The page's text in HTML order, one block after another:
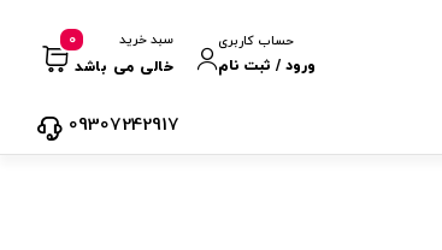
حساب کاربری
ورود / ثبت نام
سبد خرید
خالی می باشد
0
09307242917